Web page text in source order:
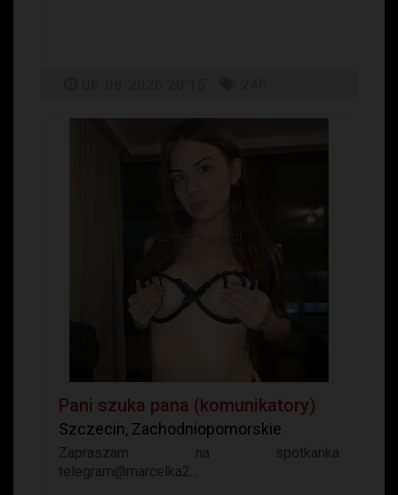
Pani szuka pana (komunikatory)
Szczecin, Zachodniopomorskie
Zapraszam na spotkanka
telegram@marcelka2...